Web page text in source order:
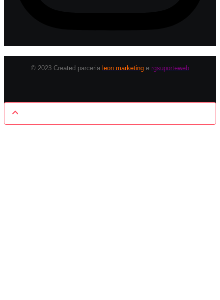
© 2023 Created parceria leon marketing e rgsuporteweb